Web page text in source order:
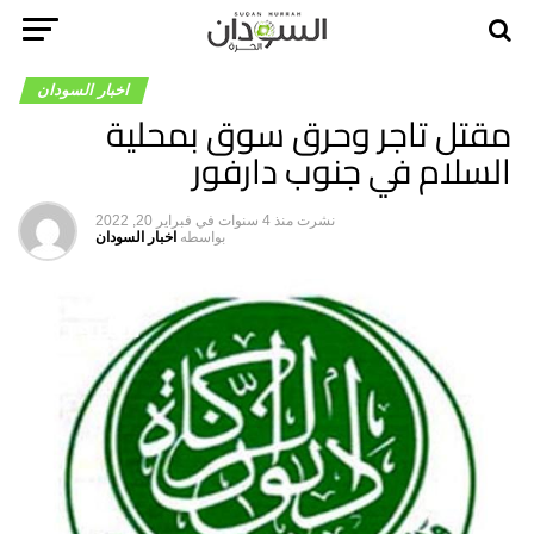
اخبار السودان
مقتل تاجر وحرق سوق بمحلية
السلام في جنوب دارفور
نشرت منذ 4 سنوات في فبراير 20, 2022
بواسطه اخبار السودان